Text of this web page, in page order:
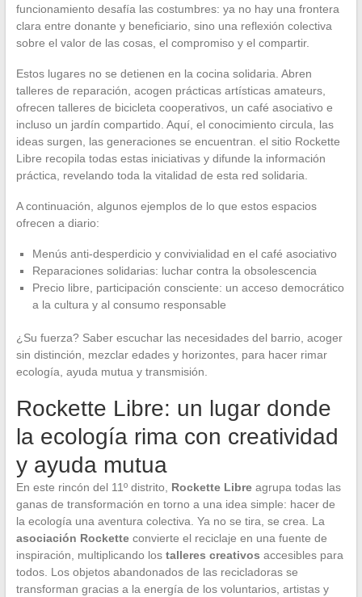
funcionamiento desafía las costumbres: ya no hay una frontera
clara entre donante y beneficiario, sino una reflexión colectiva
sobre el valor de las cosas, el compromiso y el compartir.
Estos lugares no se detienen en la cocina solidaria. Abren
talleres de reparación, acogen prácticas artísticas amateurs,
ofrecen talleres de bicicleta cooperativos, un café asociativo e
incluso un jardín compartido. Aquí, el conocimiento circula, las
ideas surgen, las generaciones se encuentran. el sitio Rockette
Libre recopila todas estas iniciativas y difunde la información
práctica, revelando toda la vitalidad de esta red solidaria.
A continuación, algunos ejemplos de lo que estos espacios
ofrecen a diario:
Menús anti-desperdicio y convivialidad en el café asociativo
Reparaciones solidarias: luchar contra la obsolescencia
Precio libre, participación consciente: un acceso democrático
a la cultura y al consumo responsable
¿Su fuerza? Saber escuchar las necesidades del barrio, acoger
sin distinción, mezclar edades y horizontes, para hacer rimar
ecología, ayuda mutua y transmisión.
Rockette Libre: un lugar donde
la ecología rima con creatividad
y ayuda mutua
En este rincón del 11º distrito, Rockette Libreagrupa todas las
ganas de transformación en torno a una idea simple: hacer de
la ecología una aventura colectiva. Ya no se tira, se crea. La
asociación Rocketteconvierte el reciclaje en una fuente de
inspiración, multiplicando los talleres creativos accesibles para
todos. Los objetos abandonados de las recicladoras se
transforman gracias a la energía de los voluntarios, artistas y